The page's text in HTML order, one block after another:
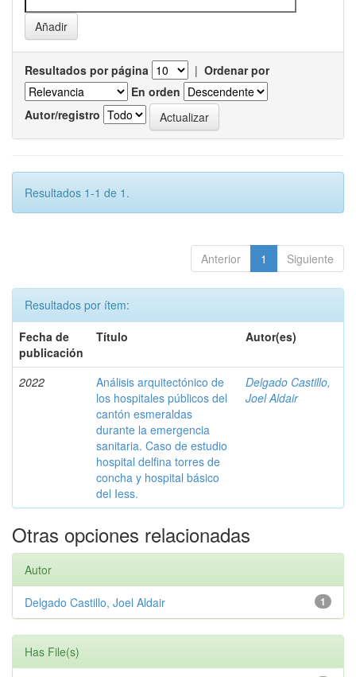
Resultados por página | Ordenar por
En orden
Autor/registro
Resultados 1-1 de 1.
Anterior 1 Siguiente
Resultados por ítem:
Fecha de
publicación
Título Autor(es)
2022
Análisis arquitectónico de
los hospitales públicos del
cantón esmeraldas
durante la emergencia
sanitaria. Caso de estudio
hospital delfina torres de
concha y hospital básico
del Iess.
Delgado Castillo,
Joel Aldair
Otras opciones relacionadas
Autor
1
Delgado Castillo, Joel Aldair
Has File(s)